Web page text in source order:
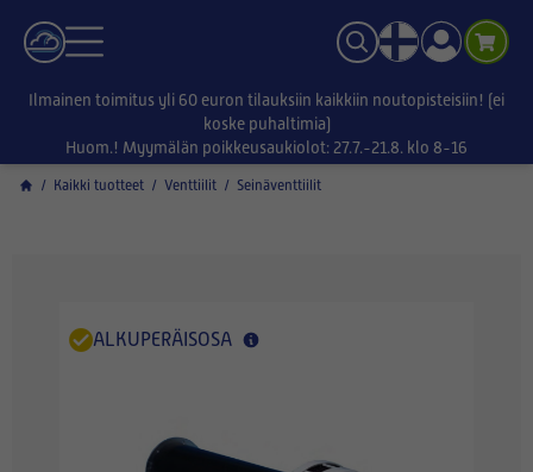
Ilmainen toimitus yli 60 euron tilauksiin kaikkiin noutopisteisiin! (ei
koske puhaltimia)
Huom.! Myymälän poikkeusaukiolot: 27.7.-21.8. klo 8-16
/ Kaikki tuotteet / Venttiilit / Seinäventtiilit
ALKUPERÄISOSA